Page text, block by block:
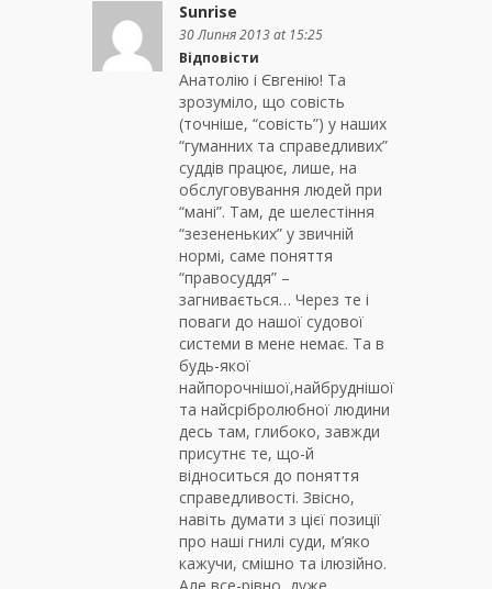
Sunrise
30 Липня 2013 at 15:25
Відповісти
Анатолію і Євгенію! Та
зрозуміло, що совість
(точніше, “совість”) у наших
“гуманних та справедливих”
суддів працює, лише, на
обслуговування людей при
“мані”. Там, де шелестіння
“зезененьких” у звичній
нормі, саме поняття
“правосуддя” –
загнивається… Через те і
поваги до нашої судової
системи в мене немає. Та в
будь-якої
найпорочнішої,найбруднішої
та найсрібролюбної людини
десь там, глибоко, завжди
присутнє те, що-й
відноситься до поняття
справедливості. Звісно,
навіть думати з цієї позиції
про наші гнилі суди, м’яко
кажучи, смішно та ілюзійно.